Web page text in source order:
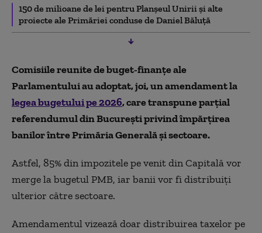
150 de milioane de lei pentru Planșeul Unirii și alte
proiecte ale Primăriei conduse de Daniel Băluță
Comisiile reunite de buget-finanţe ale
Parlamentului au adoptat, joi, un amendament la
legea bugetului pe 2026, care transpune parțial
referendumul din București privind împărțirea
banilor între Primăria Generală și sectoare.
Astfel, 85% din impozitele pe venit din Capitală vor
merge la bugetul PMB, iar banii vor fi distribuiți
ulterior către sectoare.
Amendamentul vizează doar distribuirea taxelor pe